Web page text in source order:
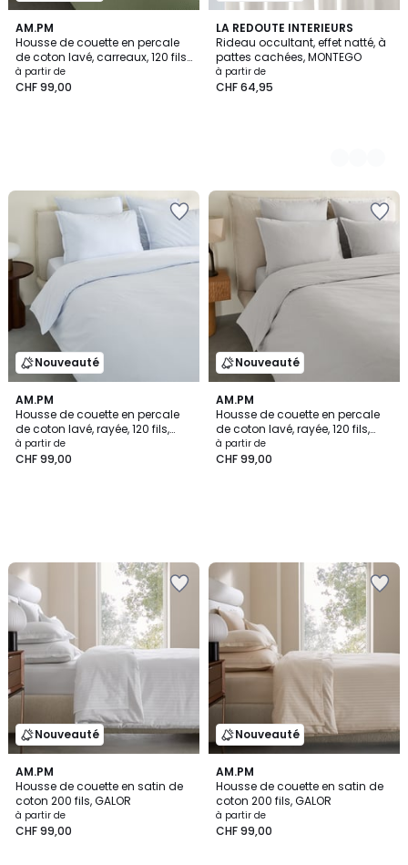
AM.PM
Housse de couette en percale
de coton lavé, carreaux, 120 fils,
SABBAL
à partir de
CHF 99,00
LA REDOUTE INTERIEURS
Rideau occultant, effet natté, à
pattes cachées, MONTEGO
à partir de
CHF 64,95
2
Couleurs
Nouveauté
AM.PM
Housse de couette en percale
de coton lavé, rayée, 120 fils,
SABBAL
à partir de
CHF 99,00
Nouveauté
AM.PM
Housse de couette en percale
de coton lavé, rayée, 120 fils,
SABBAL
à partir de
CHF 99,00
Nouveauté
AM.PM
Housse de couette en satin de
coton 200 fils, GALOR
à partir de
CHF 99,00
Nouveauté
AM.PM
Housse de couette en satin de
coton 200 fils, GALOR
à partir de
CHF 99,00